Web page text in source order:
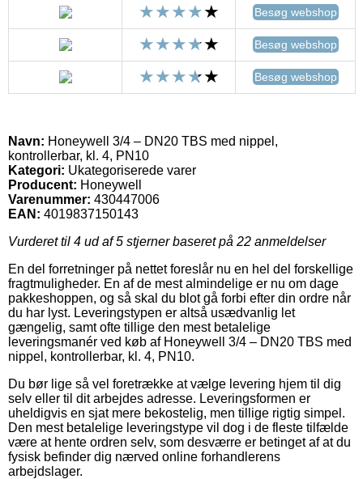
Besøg webshop
Besøg webshop
Besøg webshop
Navn: Honeywell 3/4 – DN20 TBS med nippel,
kontrollerbar, kl. 4, PN10
Kategori: Ukategoriserede varer
Producent: Honeywell
Varenummer: 430447006
EAN: 4019837150143
Vurderet til 4 ud af 5 stjerner baseret på 22 anmeldelser
En del forretninger på nettet foreslår nu en hel del forskellige
fragtmuligheder. En af de mest almindelige er nu om dage
pakkeshoppen, og så skal du blot gå forbi efter din ordre når
du har lyst. Leveringstypen er altså usædvanlig let
gængelig, samt ofte tillige den mest betalelige
leveringsmanér ved køb af Honeywell 3/4 – DN20 TBS med
nippel, kontrollerbar, kl. 4, PN10.
Du bør lige så vel foretrække at vælge levering hjem til dig
selv eller til dit arbejdes adresse. Leveringsformen er
uheldigvis en sjat mere bekostelig, men tillige rigtig simpel.
Den mest betalelige leveringstype vil dog i de fleste tilfælde
være at hente ordren selv, som desværre er betinget af at du
fysisk befinder dig nærved online forhandlerens
arbejdslager.